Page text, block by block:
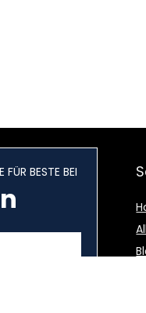
FÜR BESTE BEI